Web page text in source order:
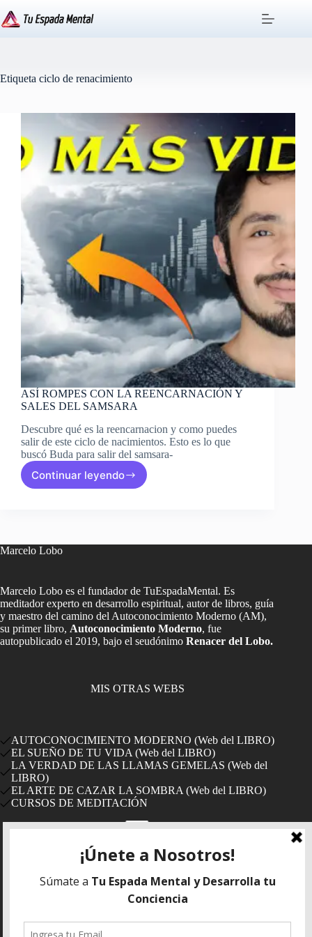
al
contenido
Etiqueta ciclo de renacimiento
ASÍ ROMPES CON LA REENCARNACIÓN Y
SALES DEL SAMSARA
Descubre qué es la reencarnacion y como puedes
salir de este ciclo de nacimientos. Esto es lo que
buscó Buda para salir del samsara-
Continuar leyendo
ASÍ
Y
SAMSARA
Marcelo Lobo
Marcelo Lobo es el fundador de TuEspadaMental. Es
meditador experto en desarrollo espiritual, autor de libros, guía
y maestro del camino del Autoconocimiento Moderno (AM),
su primer libro, Autoconocimiento Moderno, fue
autopublicado el 2019, bajo el seudónimo Renacer del Lobo.
MIS OTRAS WEBS
AUTOCONOCIMIENTO MODERNO (Web del LIBRO)
EL SUEÑO DE TU VIDA (Web del LIBRO)
LA VERDAD DE LAS LLAMAS GEMELAS (Web del
LIBRO)
EL ARTE DE CAZAR LA SOMBRA (Web del LIBRO)
CURSOS DE MEDITACIÓN